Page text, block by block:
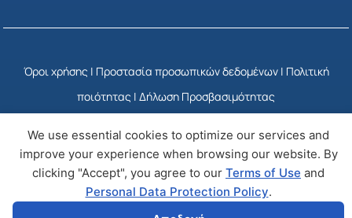
We use essential cookies to optimize our services and
improve your experience when browsing our website. By
clicking "Accept", you agree to our Terms of Use and
Personal Data Protection Policy.
Όροι χρήσης | Προστασία προσωπικών δεδομένων| Πολιτική
ποιότητας | Δήλωση Προσβασιμότητας
© Copyright 2025 ΕΣΥΠ Developed by Wizy